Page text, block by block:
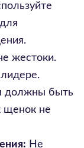
жестоки.
должны быть
щенок не
Не